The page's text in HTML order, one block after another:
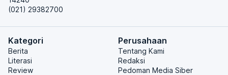
(021) 29382700
Kategori
Berita
Literasi
Review
Perusahaan
Tentang Kami
Redaksi
Pedoman Media Siber